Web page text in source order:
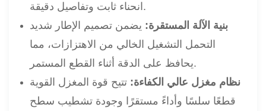
انحناء ثابت وتفاصيل دقيقة.
بنية الآلة المستقرة: يضمن تصميم الإطار شديد
التحمل التشغيل الخالي من الاهتزازات، مما
يحافظ على الدقة أثناء القطع المستمر.
نظام مغزل عالي الكفاءة: تتيح قوة المغزل القوية
قطعًا سلسًا وأداءً مستقرًا وجودة تشطيب سطح